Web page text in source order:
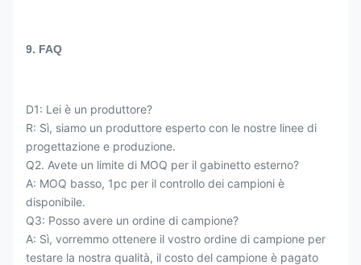
9. FAQ
D1: Lei è un produttore?
R: Sì, siamo un produttore esperto con le nostre linee di
progettazione e produzione.
Q2. Avete un limite di MOQ per il gabinetto esterno?
A: MOQ basso, 1pc per il controllo dei campioni è
disponibile.
Q3: Posso avere un ordine di campione?
A: Sì, vorremmo ottenere il vostro ordine di campione per
testare la nostra qualità, il costo del campione è pagato